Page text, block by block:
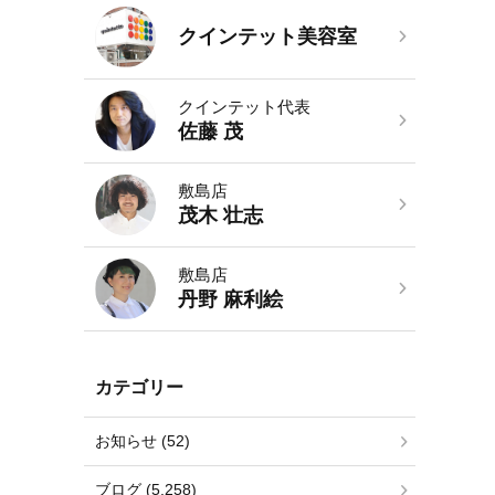
クインテット美容室
クインテット代表
佐藤 茂
敷島店
茂木 壮志
敷島店
丹野 麻利絵
カテゴリー
お知らせ (52)
ブログ (5,258)